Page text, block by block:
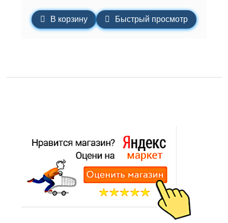
В корзину Быстрый просмотр